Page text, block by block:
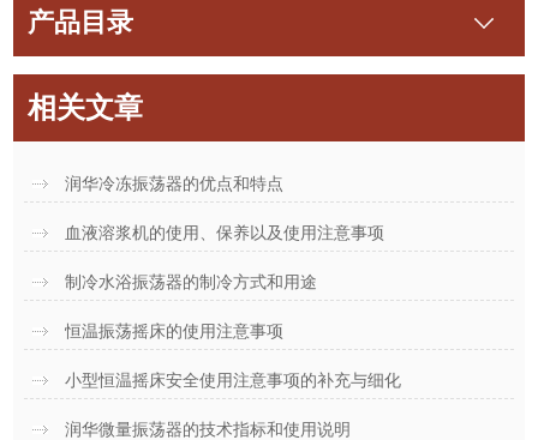
产品目录
相关文章
润华冷冻振荡器的优点和特点
血液溶浆机的使用、保养以及使用注意事项
制冷水浴振荡器的制冷方式和用途
恒温振荡摇床的使用注意事项
小型恒温摇床安全使用注意事项的补充与细化
润华微量振荡器的技术指标和使用说明